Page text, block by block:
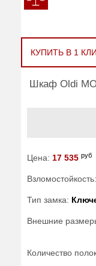
КУПИТЬ В 1
Шкаф Oldi
Цена: 17 535 руб
Взломостойкость:
Тип замка:
Внешние
Количество